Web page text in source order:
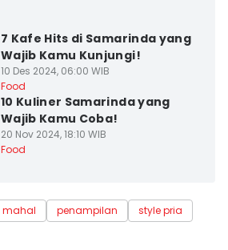
7 Kafe Hits di Samarinda yang
Wajib Kamu Kunjungi!
10 Des 2024, 06:00 WIB
Food
10 Kuliner Samarinda yang
Wajib Kamu Coba!
20 Nov 2024, 18:10 WIB
Food
mahal penampilan
style pria